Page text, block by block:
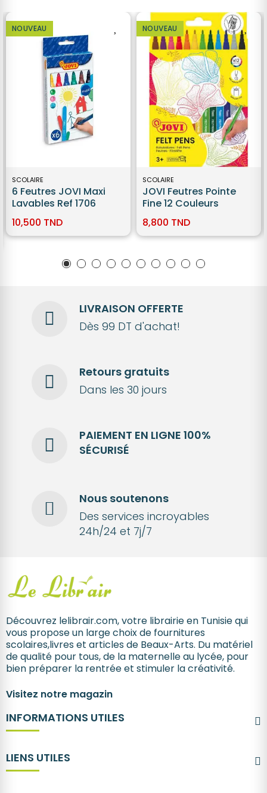
NOUVEAU
SCOLAIRE
6 Feutres JOVI Maxi
Lavables Ref 1706
10,500 TND
NOUVEAU
SCOLAIRE
JOVI Feutres Pointe
Fine 12 Couleurs
8,800 TND
LIVRAISON OFFERTE
Dès 99 DT d'achat!
Retours gratuits
Dans les 30 jours
PAIEMENT EN LIGNE 100%
SÉCURISÉ
Nous soutenons
Des services incroyables
24h/24 et 7j/7
Découvrez lelibrair.com, votre librairie en Tunisie qui
vous propose un large choix de fournitures
scolaires,livres et articles de Beaux-Arts. Du matériel
de qualité pour tous, de la maternelle au lycée, pour
bien préparer la rentrée et stimuler la créativité.
Visitez notre magazin
INFORMATIONS UTILES
LIENS UTILES